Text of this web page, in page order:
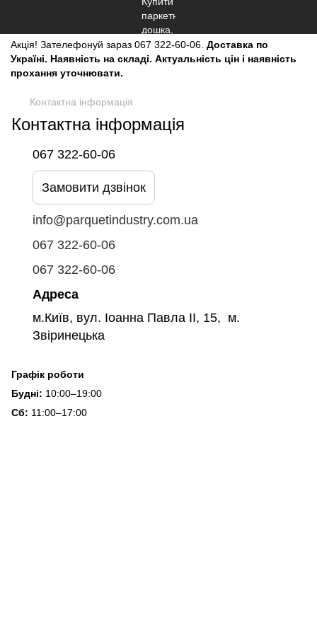
Акція! Зателефонуй зараз 067 322-60-06. Доставка по
Україні. Наявність на складі. Актуальність цін і наявність
прохання уточнювати.
Контактна інформація
Контактна інформація
067 322-60-06
Замовити дзвінок
info@parquetindustry.com.ua
067 322-60-06
067 322-60-06
Адреса
м.Київ, вул. Іоанна Павла ІІ, 15, м.
Звіринецька
Графік роботи
Будні: 10:00–19:00
Сб: 11:00–17:00